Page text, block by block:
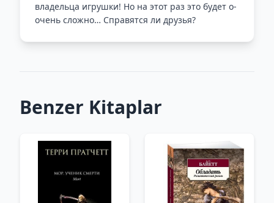
владельца игрушки! Но на этот раз это будет о-
очень сложно… Справятся ли друзья?
Benzer Kitaplar